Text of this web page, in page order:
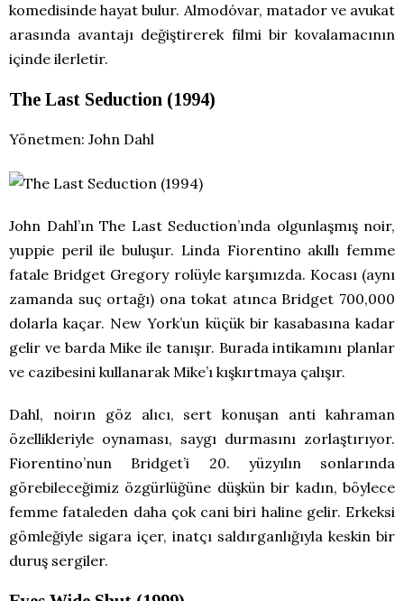
komedisinde hayat bulur. Almodóvar, matador ve avukat
arasında avantajı değiştirerek filmi bir kovalamacının
içinde ilerletir.
The Last Seduction (1994)
Yönetmen: John Dahl
John Dahl’ın The Last Seduction’ında olgunlaşmış noir,
yuppie peril ile buluşur. Linda Fiorentino akıllı femme
fatale Bridget Gregory rolüyle karşımızda. Kocası (aynı
zamanda suç ortağı) ona tokat atınca Bridget 700,000
dolarla kaçar. New York’un küçük bir kasabasına kadar
gelir ve barda Mike ile tanışır. Burada intikamını planlar
ve cazibesini kullanarak Mike’ı kışkırtmaya çalışır.
Dahl, noirın göz alıcı, sert konuşan anti kahraman
özellikleriyle oynaması, saygı durmasını zorlaştırıyor.
Fiorentino’nun Bridget’i 20. yüzyılın sonlarında
görebileceğimiz özgürlüğüne düşkün bir kadın, böylece
femme fataleden daha çok cani biri haline gelir. Erkeksi
gömleğiyle sigara içer, inatçı saldırganlığıyla keskin bir
duruş sergiler.